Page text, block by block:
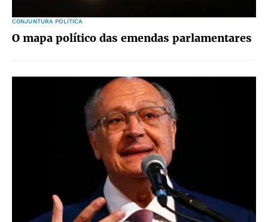
CONJUNTURA POLÍTICA
O mapa político das emendas parlamentares